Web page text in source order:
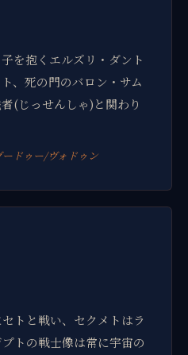
を抱くエルズリ・ダント
、死の門のバロン・サム
(じっせんしゃ)と関わり
ードゥー/ヴォドゥン
トと戦い、セクメトはラ
トの戦士像は常に宇宙の